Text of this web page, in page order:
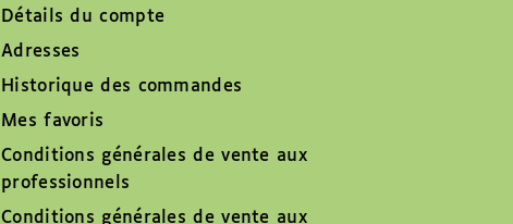
Détails du compte
Adresses
Historique des commandes
Mes favoris
Conditions générales de vente aux
professionnels
Conditions générales de vente aux